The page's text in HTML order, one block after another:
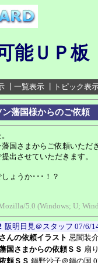
能ＵＰ板
一覧表示 トピック表
藩国様からのご依頼
国さまからご依頼いただ
出させていただきます。
ょうか･･･！？
5.0 (Windows; U;
阪明日見＠スタッフ 07/6/
んの依頼イラスト 忌闇装
国さまからの依頼ＳＳ 扇
頼ＳＳ 鍋野沙子＠鍋の国